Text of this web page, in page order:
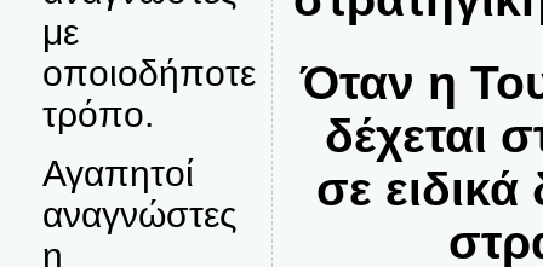
με
οποιοδήποτε
τρόπο.
Αγαπητοί
αναγνώστες
η
Όταν η
δέχεται
σε